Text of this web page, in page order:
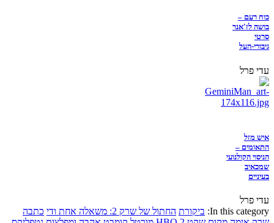
כוח רעם –
בושה לז'אנר
סרטי
גיבורי-העל
עדי פרל
איש מזל
התאומים –
הניסוי הקולנועי
שמכאיב
בעיניים
עדי פרל
In this category: ביקורת החתול של שרק 2: משאלה אחת ודי
כתבה